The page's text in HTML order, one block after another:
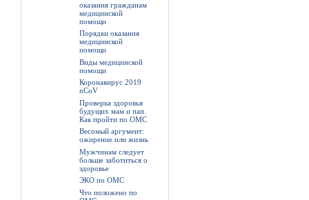
оказания гражданам
медицинской
помощи
Порядки оказания
медицинской
помощи
Виды медицинской
помощи
Коронавирус 2019
nCoV
Проверка здоровья
будущих мам и пап.
Как пройти по ОМС
Весомый аргумент:
ожирение или жизнь
Мужчинам следует
больше заботиться о
здоровье
ЭКО по ОМС
Что положено по